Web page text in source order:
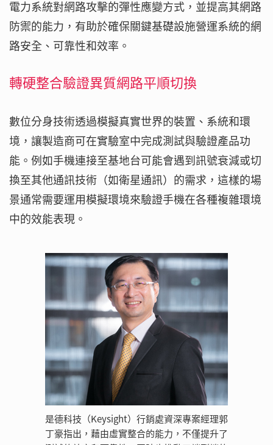
電力系統對網路攻擊的彈性應變方式，並提高其網路
防禦的能力，有助於確保關鍵基礎設施營運系統的網
路安全、可靠性和效率。
轉硬整合驗證異質網路平順切換
數位分身技術透過模擬真實世界的裝置、系統和環
境，讓製造商可在實驗室中完成測試與驗證產品功
能。例如手機連接至基地台可能會遇到訊號衰減或切
換至其他通訊技術（如衛星通訊）的需求，這樣的場
景通常需要運用模擬環境來驗證手機在各種複雜環境
中的效能表現。
是德科技（Keysight）行銷處資深專案經理郭
丁豪指出，藉由虛實整合的能力，不僅提升了